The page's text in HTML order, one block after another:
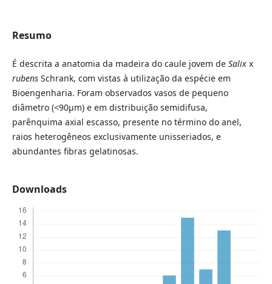
Resumo
É descrita a anatomia da madeira do caule jovem deSalixx
rubensSchrank, com vistas à utilização da espécie em
Bioengenharia. Foram observados vasos de pequeno
diâmetro (<90µm) e em distribuição semidifusa,
parênquima axial escasso, presente no término do anel,
raios heterogêneos exclusivamente unisseriados, e
abundantes fibras gelatinosas.
Downloads